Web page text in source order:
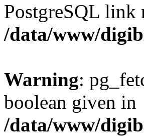
PostgreSQL link
/data/www/
Warning:
boolean given in
/data/www/